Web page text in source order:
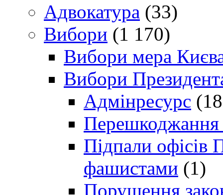
Адвокатура (33)
Вибори (1 170)
Вибори мера
Вибори
Адмінресурс
Перешкоджання
Підпали офісів
фашистами (1)
Порушення